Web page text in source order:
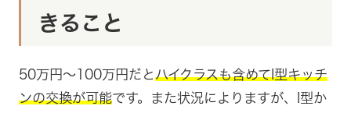
きること
50万円～100万円だとハイクラスも含めてI型キッチ
ンの交換が可能です。また状況によりますが、I型か